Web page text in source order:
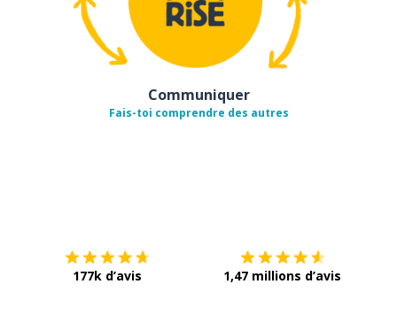
Communiquer
Fais-toi comprendre des autres
177k d’avis 1,47 millions d’avis